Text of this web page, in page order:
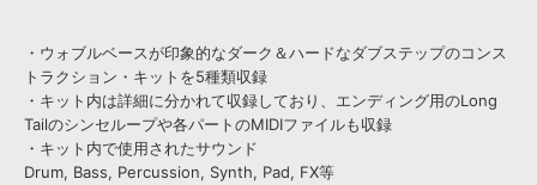
・ウォブルベースが印象的なダーク＆ハードなダブステップのコンス
トラクション・キットを5種類収録
・キット内は詳細に分かれて収録しており、エンディング用のLong
Tailのシンセループや各パートのMIDIファイルも収録
・キット内で使用されたサウンド
Drum, Bass, Percussion, Synth, Pad, FX等